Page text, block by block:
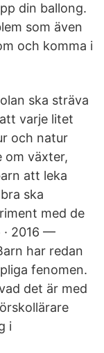
din ballong.
som även
och komma i
ska sträva
varje litet
och natur
om växter,
att leka
ska
med de
· 2016 —
har redan
fenomen.
det är med
i